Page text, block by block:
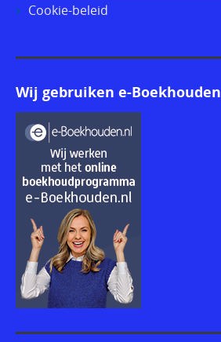
Cookie-beleid
Wij gebruiken e-Boekhouden